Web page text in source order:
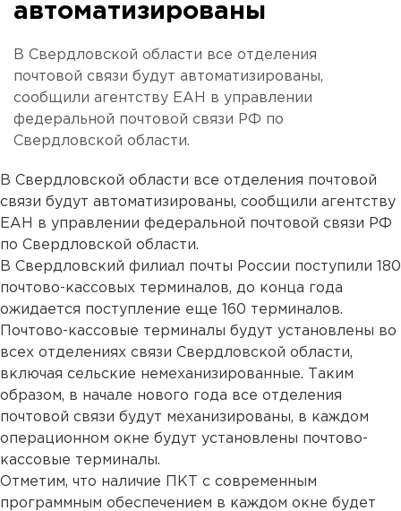
автоматизированы
В Свердловской области все отделения
почтовой связи будут автоматизированы,
сообщили агентству ЕАН в управлении
федеральной почтовой связи РФ по
Свердловской области.
В Свердловской области все отделения почтовой
связи будут автоматизированы, сообщили агентству
ЕАН в управлении федеральной почтовой связи РФ
по Свердловской области.
В Свердловский филиал почты России поступили 180
почтово-кассовых терминалов, до конца года
ожидается поступление еще 160 терминалов.
Почтово-кассовые терминалы будут установлены во
всех отделениях связи Свердловской области,
включая сельские немеханизированные. Таким
образом, в начале нового года все отделения
почтовой связи будут механизированы, в каждом
операционном окне будут установлены почтово-
кассовые терминалы.
Отметим, что наличие ПКТ с современным
программным обеспечением в каждом окне будет